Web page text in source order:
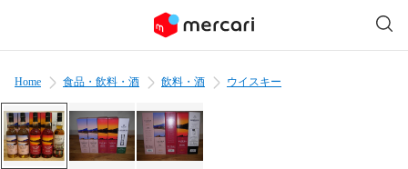
Home 食品・飲料・酒 飲料・酒 ウイスキー